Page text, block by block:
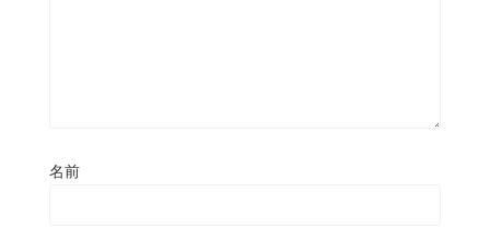
名前